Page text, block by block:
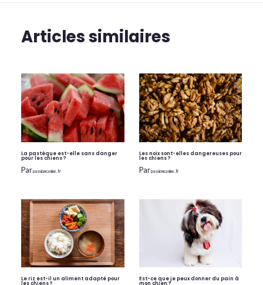
Articles similaires
La pastèque est-elle sans danger
pour les chiens ?
Parpassioncanine.fr
Les noix sont-elles dangereuses pour
les chiens ?
Parpassioncanine.fr
Le riz est-il un aliment adapté pour
les chiens ?
Est-ce que je peux donner du pain à
mon chien ?